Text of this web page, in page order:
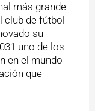
más grande
club de fútbol
su
uno de los
en el mundo
que